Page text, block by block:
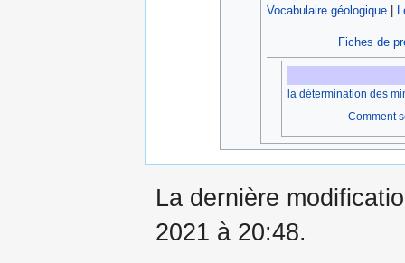
Vocabulaire géologique|
Fiches de
la détermination des
Comment
La dernière
2021 à 20:48.